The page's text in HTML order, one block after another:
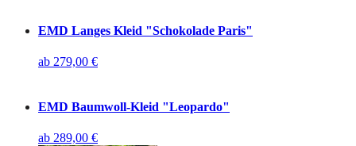
EMD Langes Kleid "Schokolade Paris"
ab 279,00 €
EMD Baumwoll-Kleid "Leopardo"
ab 289,00 €